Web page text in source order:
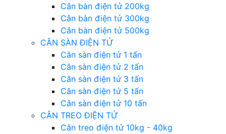
Cân bàn điện tử 200kg
Cân bàn điện tử 300kg
Cân bàn điện tử 500kg
CÂN SÀN ĐIỆN TỬ
Cân sàn điện tử 1 tấn
Cân sàn điện tử 2 tấn
Cân sàn điện tử 3 tấn
Cân sàn điện tử 5 tấn
Cân sàn điện tử 10 tấn
CÂN TREO ĐIỆN TỬ
Cân treo điện tử 10kg - 40kg